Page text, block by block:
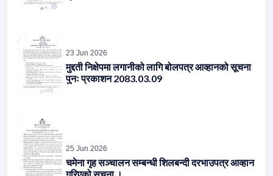
मुद्दती निक्षेपमा लगानीको लागि बोलपत्र आव्हानको सूचना
पुनः प्रकाशन 2083.03.09
25 Jun 2026
चमेना गृह सञ्चालन सम्बन्धी शिलबन्दी दरभाउपत्र आव्हान
गरिएको सूचना ।